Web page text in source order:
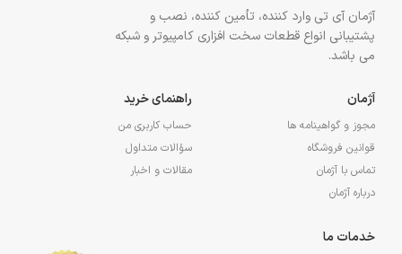
آژمان آی تی وارد کننده، تأمین کننده، نصب و
پشتیبانی انواع قطعات سخت افزاری کامپیوتر و شبکه
می باشد.
آژمان
مجوز و گواهینامه ها
قوانین فروشگاه
تماس با آژمان
درباره آژمان
راهنمای خرید
حساب کاربری من
سؤالات متداول
مقالات و اخبار
خدمات ما